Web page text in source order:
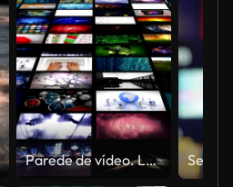
Parede de vídeo. Lateral e de vista. Circulares.